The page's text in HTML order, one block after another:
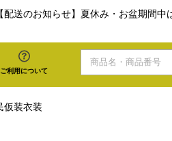
送のお知らせ】夏休み・お盆期間
ご利用について
仮装衣装